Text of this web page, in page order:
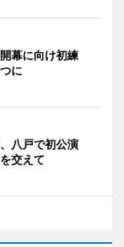
幕に向け初練
に
八戸で初公演
交えて